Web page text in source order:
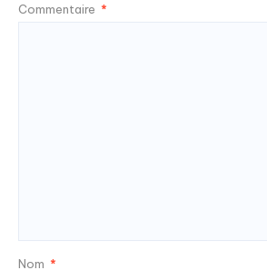
Commentaire *
Nom *